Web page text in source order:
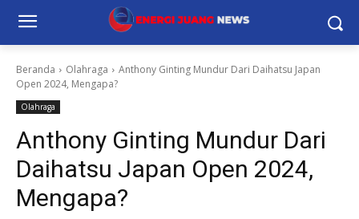
Beranda Olahraga
Anthony Ginting Mundur Dari Daihatsu Japan
Open 2024, Mengapa?
Olahraga
Anthony Ginting Mundur Dari
Daihatsu Japan Open 2024,
Mengapa?